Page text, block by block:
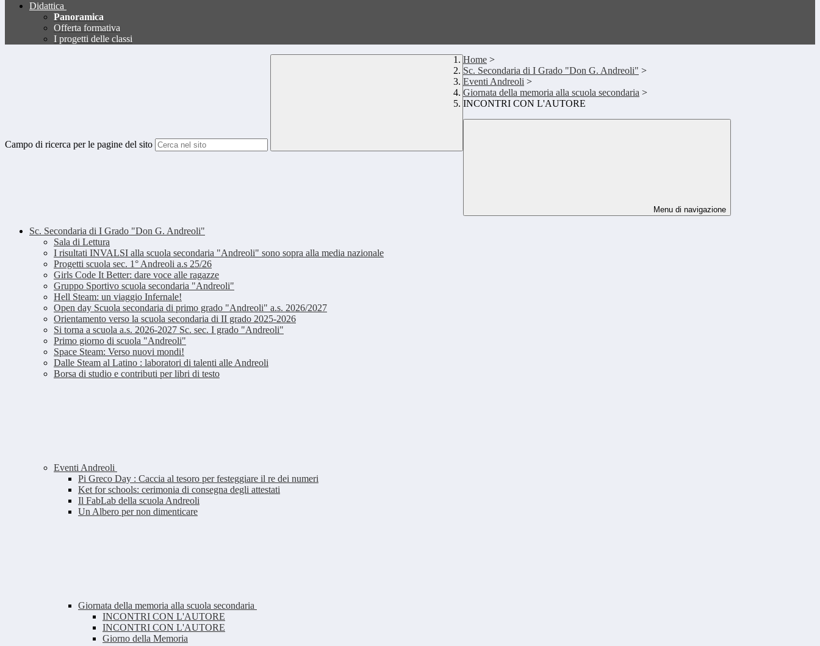
Didattica
Panoramica
Offerta formativa
I progetti delle classi
Campo di ricerca per le pagine del sito
Home >
Sc. Secondaria di I Grado "Don G. Andreoli" >
Eventi Andreoli >
Giornata della memoria alla scuola secondaria >
INCONTRI CON L'AUTORE
Menu di navigazione
Sc. Secondaria di I Grado "Don G. Andreoli"
Sala di Lettura
I risultati INVALSI alla scuola secondaria "Andreoli" sono sopra alla media nazionale
Progetti scuola sec. 1° Andreoli a.s 25/26
Girls Code It Better: dare voce alle ragazze
Gruppo Sportivo scuola secondaria "Andreoli"
Hell Steam: un viaggio Infernale!
Open day Scuola secondaria di primo grado "Andreoli" a.s. 2026/2027
Orientamento verso la scuola secondaria di II grado 2025-2026
Si torna a scuola a.s. 2026-2027 Sc. sec. I grado "Andreoli"
Primo giorno di scuola "Andreoli"
Space Steam: Verso nuovi mondi!
Dalle Steam al Latino : laboratori di talenti alle Andreoli
Borsa di studio e contributi per libri di testo
Eventi Andreoli
Pi Greco Day : Caccia al tesoro per festeggiare il re dei numeri
Ket for schools: cerimonia di consegna degli attestati
Il FabLab della scuola Andreoli
Un Albero per non dimenticare
Giornata della memoria alla scuola secondaria
INCONTRI CON L'AUTORE
INCONTRI CON L'AUTORE
Giorno della Memoria